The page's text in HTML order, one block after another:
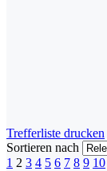
Trefferliste drucken
Sortieren nach
1 2 3 4 5 6 7 8 9 10